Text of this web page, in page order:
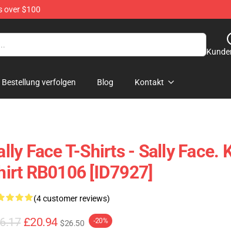
over $100
Bestellung verfolgen Blog Kontakt
Face T-Shirts - Sally Face.
RB0106 [ID7927]
(4 customer reviews)
£20.94 $26.50 -20%